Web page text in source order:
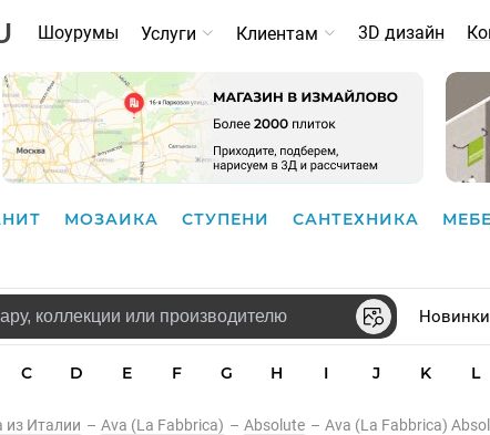
Шоурумы Услуги Клиентам 3D дизайн
МОЗАИКА СТУПЕНИ САНТЕХНИКА
Новинки
C D E F G H I J K L
из Италии – Ava (La Fabbrica) – Absolute – Ava (La Fabbrica)